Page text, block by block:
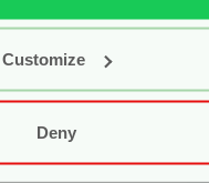
Customize
Deny